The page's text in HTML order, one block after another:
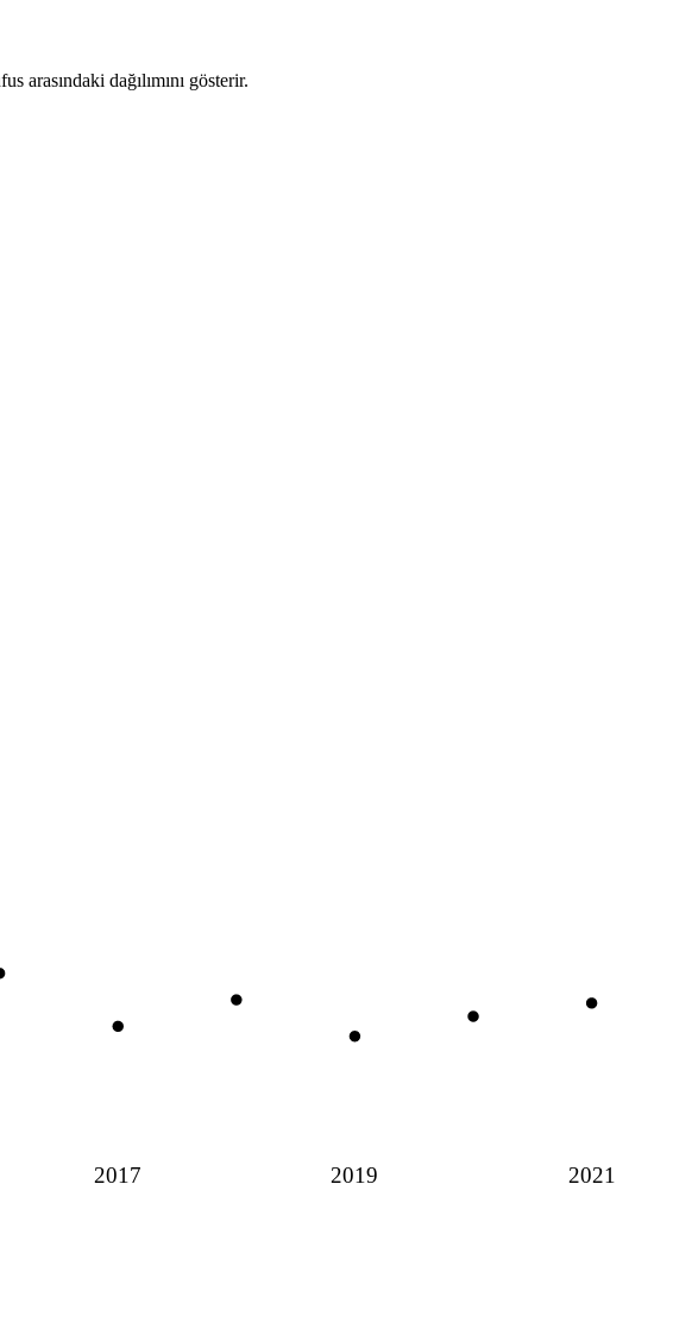
arasındaki dağılımını gösterir.
2017 2019 2021